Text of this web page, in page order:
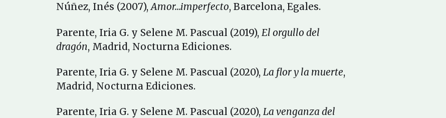
Núñez, Inés (2007),Amor…imperfecto, Barcelona, Egales.
Parente, Iria G. y Selene M. Pascual (2019), El orgullo del
dragón, Madrid, Nocturna Ediciones.
Parente, Iria G. y Selene M. Pascual (2020), La flor y la muerte,
Madrid, Nocturna Ediciones.
Parente, Iria G. y Selene M. Pascual (2020), La venganza del